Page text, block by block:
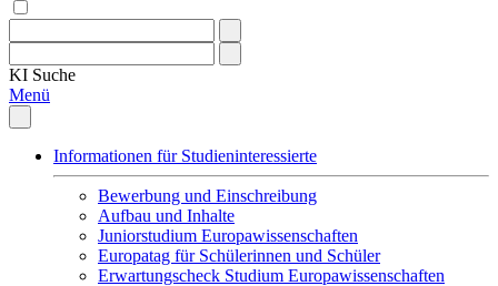
KI Suche
Menü
Informationen für Studieninteressierte
Bewerbung und Einschreibung
Aufbau und Inhalte
Juniorstudium Europawissenschaften
Europatag für Schülerinnen und Schüler
Erwartungscheck Studium Europawissenschaften